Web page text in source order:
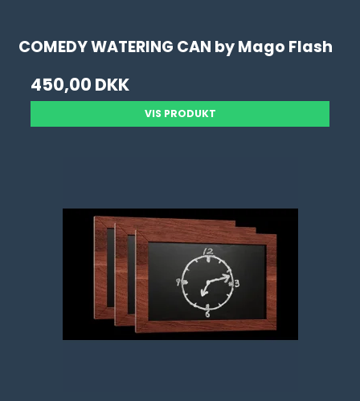
COMEDY WATERING CAN by Mago Flash
450,00 DKK
VIS PRODUKT